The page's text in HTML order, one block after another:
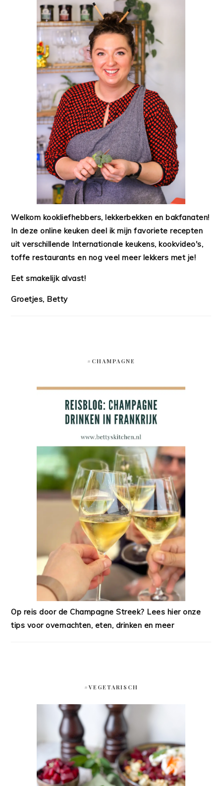
Welkom kookliefhebbers, lekkerbekken en bakfanaten!
In deze online keuken deel ik mijn favoriete recepten
uit verschillende Internationale keukens, kookvideo's,
toffe restaurants en nog veel meer lekkers met je!
Eet smakelijk alvast!
Groetjes, Betty
#CHAMPAGNE
Op reis door de Champagne Streek? Lees hier onze
tips voor overnachten, eten, drinken en meer
#VEGETARISCH